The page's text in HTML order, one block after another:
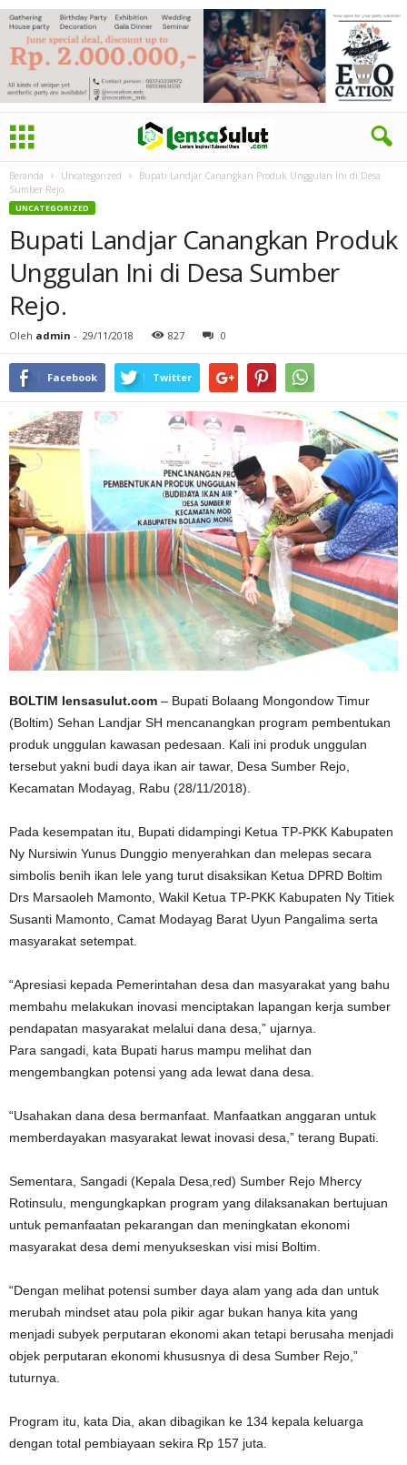
Beranda Uncategorized
Bupati Landjar Canangkan Produk Unggulan Ini di Desa
Sumber Rejo.
UNCATEGORIZED
Bupati Landjar Canangkan Produk
Unggulan Ini di Desa Sumber
Rejo.
Oleh admin - 29/11/2018 827 0
Facebook Twitter
BOLTIM lensasulut.com – Bupati Bolaang Mongondow Timur
(Boltim) Sehan Landjar SH mencanangkan program pembentukan
produk unggulan kawasan pedesaan. Kali ini produk unggulan
tersebut yakni budi daya ikan air tawar, Desa Sumber Rejo,
Kecamatan Modayag, Rabu (28/11/2018).
Pada kesempatan itu, Bupati didampingi Ketua TP-PKK Kabupaten
Ny Nursiwin Yunus Dunggio menyerahkan dan melepas secara
simbolis benih ikan lele yang turut disaksikan Ketua DPRD Boltim
Drs Marsaoleh Mamonto, Wakil Ketua TP-PKK Kabupaten Ny Titiek
Susanti Mamonto, Camat Modayag Barat Uyun Pangalima serta
masyarakat setempat.
“Apresiasi kepada Pemerintahan desa dan masyarakat yang bahu
membahu melakukan inovasi menciptakan lapangan kerja sumber
pendapatan masyarakat melalui dana desa,” ujarnya.
Para sangadi, kata Bupati harus mampu melihat dan
mengembangkan potensi yang ada lewat dana desa.
“Usahakan dana desa bermanfaat. Manfaatkan anggaran untuk
memberdayakan masyarakat lewat inovasi desa,” terang Bupati.
Sementara, Sangadi (Kepala Desa,red) Sumber Rejo Mhercy
Rotinsulu, mengungkapkan program yang dilaksanakan bertujuan
untuk pemanfaatan pekarangan dan meningkatan ekonomi
masyarakat desa demi menyukseskan visi misi Boltim.
“Dengan melihat potensi sumber daya alam yang ada dan untuk
merubah mindset atau pola pikir agar bukan hanya kita yang
menjadi subyek perputaran ekonomi akan tetapi berusaha menjadi
objek perputaran ekonomi khususnya di desa Sumber Rejo,”
tuturnya.
Program itu, kata Dia, akan dibagikan ke 134 kepala keluarga
dengan total pembiayaan sekira Rp 157 juta.